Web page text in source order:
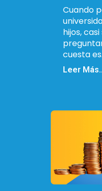
Cuando
hijos,
cuesta
Leer